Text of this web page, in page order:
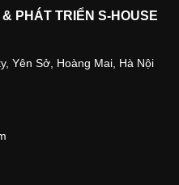
PHÁT TRIỂN S-HOUSE
Yên Sở, Hoàng Mai, Hà Nội